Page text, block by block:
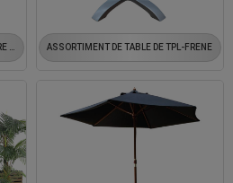
ASSORTIMENT DE TABLE DE TPL-FRENE